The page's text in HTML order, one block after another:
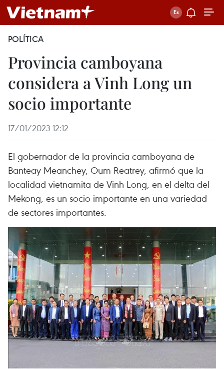
POLÍTICA
Provincia camboyana
considera a Vinh Long un
socio importante
17/01/2023 12:12
El gobernador de la provincia camboyana de
Banteay Meanchey, Oum Reatrey, afirmó que la
localidad vietnamita de Vinh Long, en el delta del
Mekong, es un socio importante en una variedad
de sectores importantes.